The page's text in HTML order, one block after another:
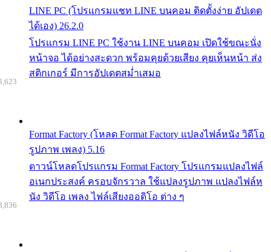
LINE PC (โปรแกรมแชท LINE บนคอม ติดตั้งง่าย อัปเดต
ได้เอง) 26.2.0
โปรแกรม LINE PC ใช้งาน LINE บนคอม เปิดใช้ขณะนั่ง
หน้าจอ ได้อย่างสะดวก พร้อมคุยด้วยเสียง คุยเห็นหน้า ส่ง
สติกเกอร์ มีการอัปเดตสม่ำเสมอ
Format Factory (โหลด Format Factory แปลงไฟล์หนัง วิดีโอ
รูปภาพ เพลง) 5.16
ดาวน์โหลดโปรแกรม Format Factory โปรแกรมแปลงไฟล์
อเนกประสงค์ ครอบจักรวาล ใช้แปลงรูปภาพ แปลงไฟล์ห
นัง วิดีโอ เพลง ไฟล์เสียงออดิโอ ต่าง ๆ